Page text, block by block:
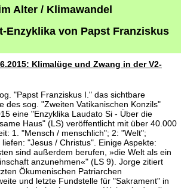
Alter / Klimawandel
Enzyklika von Papst Franziskus
Klimalüge und Zwang in der V2-
"Papst Franziskus I." das sichtbare
des sog. "Zweiten Vatikanischen Konzils"
eine "Enzyklika Laudato Si - Über die
Haus" (LS) veröffentlicht mit über 40.000
1. "Mensch / menschlich"; 2: "Welt";
"Jesus / Christus". Einige Aspekte:
sind außerdem berufen, »die Welt als ein
anzunehmen«" (LS 9). Jorge zitiert
Ökumenischen Patriarchen
und letzte Fundstelle für "Sakrament" in